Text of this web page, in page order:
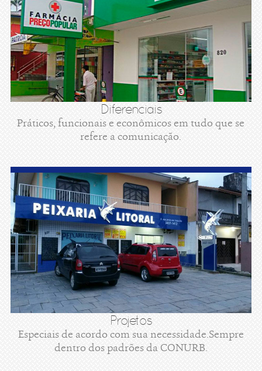
Diferenciais
Práticos, funcionais e econômicos em tudo que se
refere a comunicação.
Projetos
Especiais de acordo com sua necessidade.Sempre
dentro dos padrões da CONURB.